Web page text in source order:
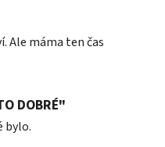
Ale máma ten čas
DOBRÉ"
bylo.